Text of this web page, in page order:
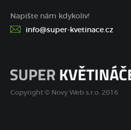
Napište nám kdykoliv!
info@super-kvetinace.cz
Copyright © Novy Web s.r.o. 2016